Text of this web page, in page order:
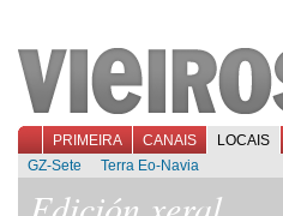
PRIMEIRA CANAIS LOCAIS
GZ-Sete
Terra Eo-Navia